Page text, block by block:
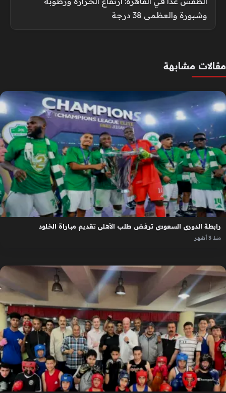
وشبورة والعظمى 38 درجة
مقالات مشابهة
رابطة الدوري السعودي ترفض طلب الأهلي تقديم مباراة الخلود
منذ 3 أشهر